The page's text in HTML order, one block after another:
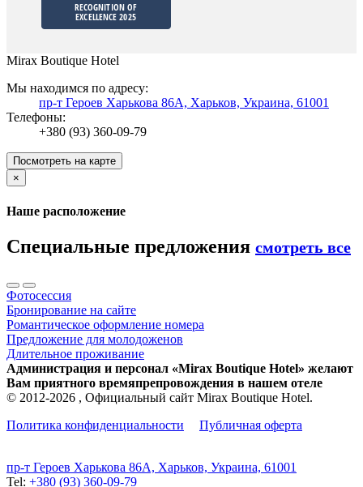
RECOGNITION OF
EXCELLENCE 2025
Mirax Boutique Hotel
Мы находимся по адресу:
пр-т Героев Харькова 86A, Харьков, Украина, 61001
Телефоны:
+380 (93) 360-09-79
Посмотреть на карте
×
Наше расположение
Специальные предложения смотреть все
Фотосессия
Бронирование на сайте
Романтическое оформление номера
Предложение для молодоженов
Длительное проживание
Администрация и персонал «Mirax Boutique Hotel» желают
Вам приятного времяпрепровождения в нашем отеле
© 2012-2026 , Официальный сайт Mirax Boutique Hotel.
Политика конфиденциальности
Публичная оферта
пр-т Героев Харькова 86A, Харьков, Украина, 61001
Tel: +380 (93) 360-09-79